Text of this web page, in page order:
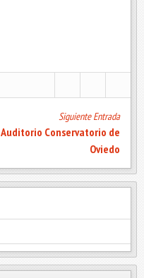
Siguiente Entrada
Auditorio Conservatorio de
Oviedo